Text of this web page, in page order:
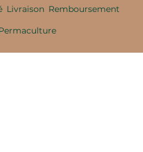
Livraison Remboursement